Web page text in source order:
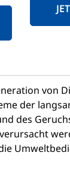
von
der
des